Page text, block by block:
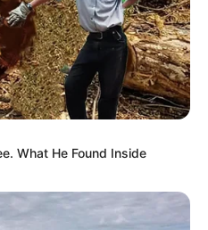
What He Found Inside